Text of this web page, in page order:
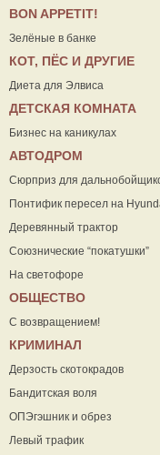
ВON APPETIT!
Зелёные в банке
КОТ, ПЁС И ДРУГИЕ
Диета для Элвиса
ДЕТСКАЯ КОМНАТА
Бизнес на каникулах
АВТОДРОМ
Сюрприз для
Понтифик пересел на
Деревянный трактор
Союзнические “покатушки”
На светофоре
ОБЩЕСТВО
С возвращением!
КРИМИНАЛ
Дерзость скотокрадов
Бандитская воля
ОПЭгэшник и обрез
Левый трафик